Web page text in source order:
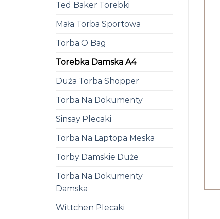
Ted Baker Torebki
Mała Torba Sportowa
Torba O Bag
Torebka Damska A4
Duża Torba Shopper
Torba Na Dokumenty
Sinsay Plecaki
Torba Na Laptopa Meska
Torby Damskie Duże
Torba Na Dokumenty
Damska
Wittchen Plecaki